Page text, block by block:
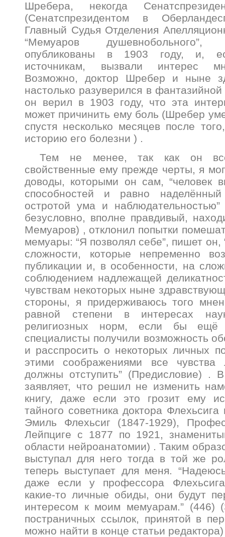
Шребера, некогда
(Сенатспрезидентом в
Главный Судья Отделения
“Мемуаров
опубликованы в 1903 году, и,
источникам, вызвали интерес
Возможно, доктор Шребер и ныне
настолько разуверился в
он верил в 1903 году, что эта
может причинить ему боль (Шребер
спустя несколько месяцев после
историю его болезни ) .
Тем не менее, так как он
свойственные ему прежде черты, я
доводы, которыми он сам, “человек
способностей и равно
остротой ума и наблюдательностью”
безусловно, вполне правдивый,
Мемуаров) , отклонил попытки
мемуары: “Я позволял себе”, пишет он,
сложности, которые непременно
публикации и, в особенности, на
соблюдением надлежащей
чувствам некоторых ныне
стороны, я придерживаюсь того
равной степени в интересах
религиозных норм, если бы
специалисты получили возможность
и расспросить о некоторых личных
этими соображениями все чувства
должны отступить” (Предисловие) .
заявляет, что решил не изменить
книгу, даже если это грозит ему
тайного советника доктора
Эмиль Флехьсиг (1847-1929),
Лейпциге с 1877 по 1921,
области нейроанатомии) . Таким
выступал для него тогда в той же
теперь выступает для меня.
даже если у профессора Флехьсига
какие-то личные обиды, они будут
интересом к моим мемуарам.” (446)
постраничных ссылок, принятой в
можно найти в конце статьи редактора)